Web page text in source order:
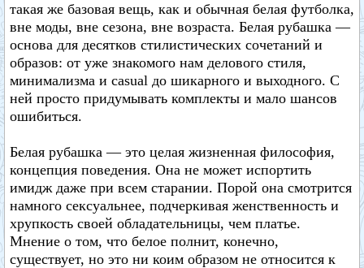
такая же базовая вещь, как и обычная белая футболка,
вне моды, вне сезона, вне возраста. Белая рубашка —
основа для десятков стилистических сочетаний и
образов: от уже знакомого нам делового стиля,
минимализма и casual до шикарного и выходного. С
ней просто придумывать комплекты и мало шансов
ошибиться.
Белая рубашка — это целая жизненная философия,
концепция поведения. Она не может испортить
имидж даже при всем старании. Порой она смотрится
намного сексуальнее, подчеркивая женственность и
хрупкость своей обладательницы, чем платье.
Мнение о том, что белое полнит, конечно,
существует, но это ни коим образом не относится к